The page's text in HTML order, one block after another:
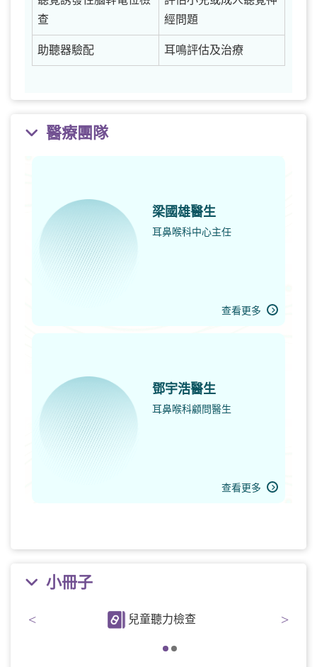
查
經問題
助聽器驗配 耳鳴評估及治療
醫療團隊
梁國雄醫生
耳鼻喉科中心主任
查看更多
鄧宇浩醫生
耳鼻喉科顧問醫生
查看更多
小冊子
< 兒童聽力檢查 >